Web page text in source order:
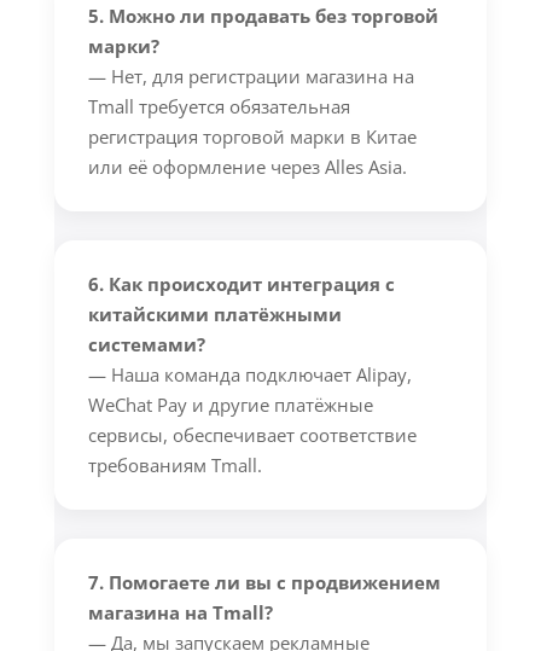
5. Можно ли продавать без торговой
марки?
— Нет, для регистрации магазина на
Tmall требуется обязательная
регистрация торговой марки в Китае
или её оформление через Alles Asia.
6. Как происходит интеграция с
китайскими платёжными
системами?
— Наша команда подключает Alipay,
WeChat Pay и другие платёжные
сервисы, обеспечивает соответствие
требованиям Tmall.
7. Помогаете ли вы с продвижением
магазина на Tmall?
— Да, мы запускаем рекламные